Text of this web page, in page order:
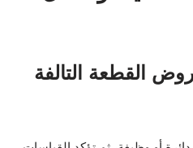
القطعة التالفة